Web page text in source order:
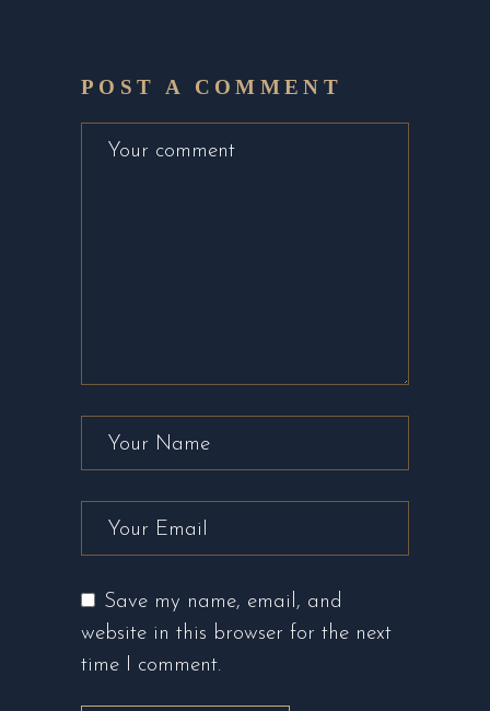
POST A COMMENT
Save my name, email, and
website in this browser for the next
time I comment.